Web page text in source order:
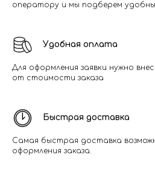
оператору и мы подберем
Удобная оплата
Для оформления заявки нужно
от стоимости заказа
Быстрая доставка
Самая быстрая доставка
оформления заказа.